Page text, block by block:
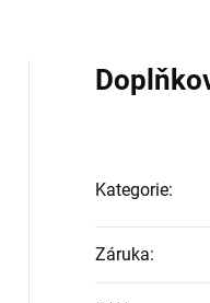
Kategorie:
Záruka: